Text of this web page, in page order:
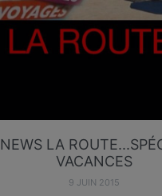
NEWS LA
VACANCES
9 JUIN 2015